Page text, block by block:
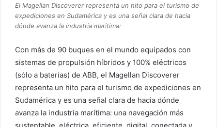
El Magellan Discoverer representa un hito para el turismo de
expediciones en Sudamérica y es una señal clara de hacia
dónde avanza la industria marítima:
Con más de 90 buques en el mundo equipados con
sistemas de propulsión híbridos y 100% eléctricos
(sólo a baterías) de ABB, el Magellan Discoverer
representa un hito para el turismo de expediciones en
Sudamérica y es una señal clara de hacia dónde
avanza la industria marítima: una navegación más